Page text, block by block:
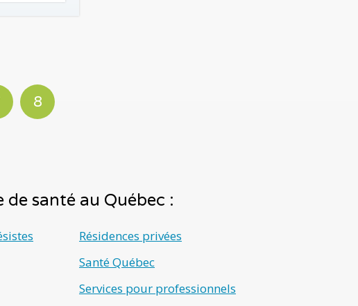
8
santé au Québec :
Résidences privées
Santé Québec
Services pour professionnels